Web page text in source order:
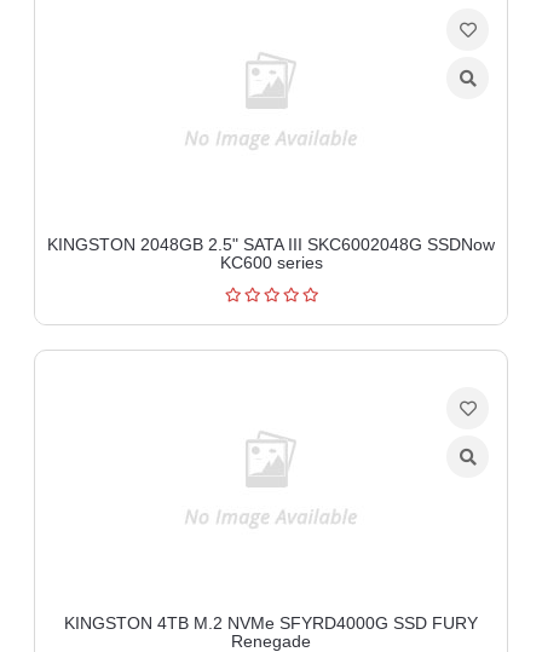
KINGSTON 2048GB 2.5" SATA III SKC6002048G SSDNow
KC600 series
KINGSTON 4TB M.2 NVMe SFYRD4000G SSD FURY
Renegade